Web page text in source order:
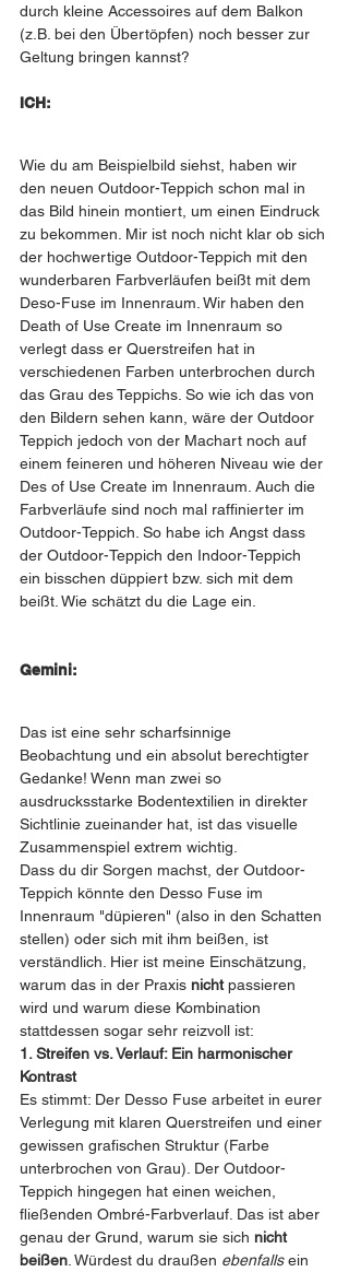
durch kleine Accessoires auf dem Balkon
(z.B. bei den Übertöpfen) noch besser zur
Geltung bringen kannst?
ICH:
Wie du am Beispielbild siehst, haben wir
den neuen Outdoor-Teppich schon mal in
das Bild hinein montiert, um einen Eindruck
zu bekommen. Mir ist noch nicht klar ob sich
der hochwertige Outdoor-Teppich mit den
wunderbaren Farbverläufen beißt mit dem
Deso-Fuse im Innenraum. Wir haben den
Death of Use Create im Innenraum so
verlegt dass er Querstreifen hat in
verschiedenen Farben unterbrochen durch
das Grau des Teppichs. So wie ich das von
den Bildern sehen kann, wäre der Outdoor
Teppich jedoch von der Machart noch auf
einem feineren und höheren Niveau wie der
Des of Use Create im Innenraum. Auch die
Farbverläufe sind noch mal raffinierter im
Outdoor-Teppich. So habe ich Angst dass
der Outdoor-Teppich den Indoor-Teppich
ein bisschen düppiert bzw. sich mit dem
beißt. Wie schätzt du die Lage ein.
Gemini:
Das ist eine sehr scharfsinnige
Beobachtung und ein absolut berechtigter
Gedanke! Wenn man zwei so
ausdrucksstarke Bodentextilien in direkter
Sichtlinie zueinander hat, ist das visuelle
Zusammenspiel extrem wichtig.
Dass du dir Sorgen machst, der Outdoor-
Teppich könnte den Desso Fuse im
Innenraum "düpieren" (also in den Schatten
stellen) oder sich mit ihm beißen, ist
verständlich. Hier ist meine Einschätzung,
warum das in der Praxis nicht passieren
wird und warum diese Kombination
stattdessen sogar sehr reizvoll ist:
1. Streifen vs. Verlauf: Ein harmonischer
Kontrast
Es stimmt: Der Desso Fuse arbeitet in eurer
Verlegung mit klaren Querstreifen und einer
gewissen grafischen Struktur (Farbe
unterbrochen von Grau). Der Outdoor-
Teppich hingegen hat einen weichen,
fließenden Ombré-Farbverlauf. Das ist aber
genau der Grund, warum sie sich nicht
beißen . Würdest du draußen ebenfalls ein